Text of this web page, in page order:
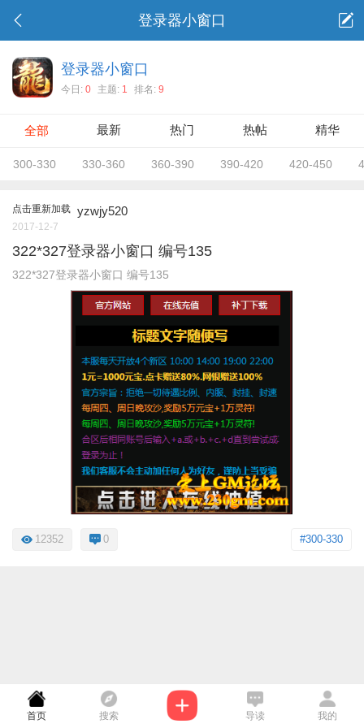
登录器小窗口
登录器小窗口
今日: 0 主题: 1 排名: 9
全部 最新 热门 热帖 精华
300-330 330-360 360-390 390-420 420-450
点击重新加载 yzwjy520
2017-12-7
322*327登录器小窗口 编号135
322*327登录器小窗口 编号135
#300-330
12352 0
首页 搜索 导读 我的